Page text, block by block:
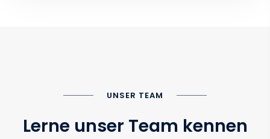
UNSER TEAM
Lerne unser Team kennen